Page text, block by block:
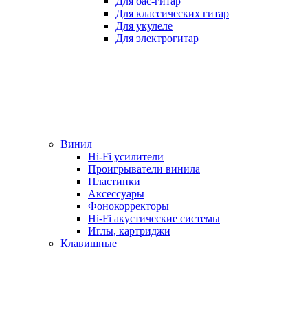
Для классических гитар
Для укулеле
Для электрогитар
Винил
Hi-Fi усилители
Проигрыватели винила
Пластинки
Аксессуары
Фонокорректоры
Hi-Fi акустические системы
Иглы, картриджи
Клавишные